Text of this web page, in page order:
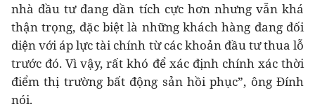
nhà đầu tư đang dần tích cực hơn nhưng vẫn khá
thận trọng, đặc biệt là những khách hàng đang đối
diện với áp lực tài chính từ các khoản đầu tư thua lỗ
trước đó. Vì vậy, rất khó để xác định chính xác thời
điểm thị trường bất động sản hồi phục”, ông Đính
nói.